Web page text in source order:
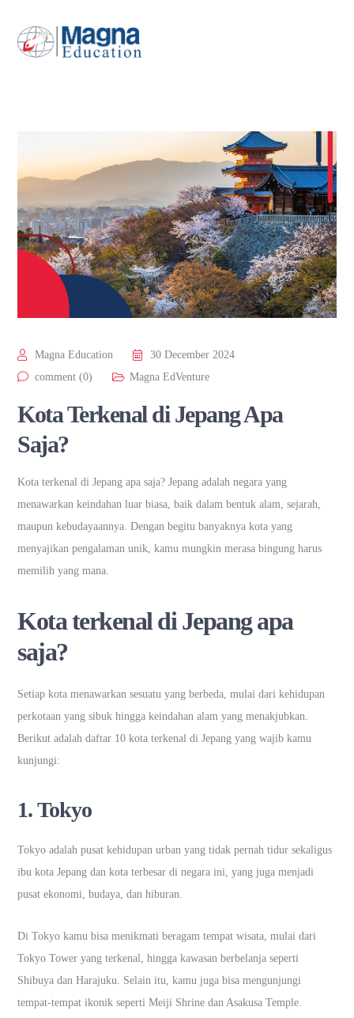
Magna Education
30 December 2024
comment (0)
Magna EdVenture
Kota Terkenal di Jepang Apa
Saja?
Kota terkenal di Jepang apa saja? Jepang adalah negara yang
menawarkan keindahan luar biasa, baik dalam bentuk alam, sejarah,
maupun kebudayaannya. Dengan begitu banyaknya kota yang
menyajikan pengalaman unik, kamu mungkin merasa bingung harus
memilih yang mana.
Kota terkenal di Jepang apa
saja?
Setiap kota menawarkan sesuatu yang berbeda, mulai dari kehidupan
perkotaan yang sibuk hingga keindahan alam yang menakjubkan.
Berikut adalah daftar 10 kota terkenal di Jepang yang wajib kamu
kunjungi:
1.Tokyo
Tokyo adalah pusat kehidupan urban yang tidak pernah tidur sekaligus
ibu kota Jepang dan kota terbesar di negara ini, yang juga menjadi
pusat ekonomi, budaya, dan hiburan.
Di Tokyo kamu bisa menikmati beragam tempat wisata, mulai dari
Tokyo Tower yang terkenal, hingga kawasan berbelanja seperti
Shibuya dan Harajuku. Selain itu, kamu juga bisa mengunjungi
tempat-tempat ikonik seperti Meiji Shrine dan Asakusa Temple.